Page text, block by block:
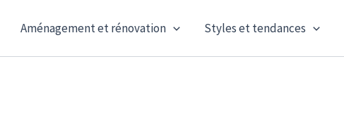
Aménagement et rénovation Styles et tendances